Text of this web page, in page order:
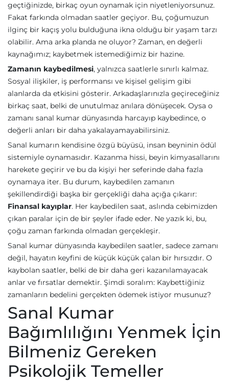
geçtiğinizde, birkaç oyun oynamak için niyetleniyorsunuz.
Fakat farkında olmadan saatler geçiyor. Bu, çoğumuzun
ilginç bir kaçış yolu bulduğuna ikna olduğu bir yaşam tarzı
olabilir. Ama arka planda ne oluyor? Zaman, en değerli
kaynağımız; kaybetmek istemediğimiz bir hazine.
Zamanın kaybedilmesi, yalnızca saatlerle sınırlı kalmaz.
Sosyal ilişkiler, iş performansı ve kişisel gelişim gibi
alanlarda da etkisini gösterir. Arkadaşlarınızla geçireceğiniz
birkaç saat, belki de unutulmaz anılara dönüşecek. Oysa o
zamanı sanal kumar dünyasında harcayıp kaybedince, o
değerli anları bir daha yakalayamayabilirsiniz.
Sanal kumarın kendisine özgü büyüsü, insan beyninin ödül
sistemiyle oynamasıdır. Kazanma hissi, beyin kimyasallarını
harekete geçirir ve bu da kişiyi her seferinde daha fazla
oynamaya iter. Bu durum, kaybedilen zamanın
şekillendirdiği başka bir gerçekliği daha açığa çıkarır:
Finansal kayıplar. Her kaybedilen saat, aslında cebimizden
çıkan paralar için de bir şeyler ifade eder. Ne yazık ki, bu,
çoğu zaman farkında olmadan gerçekleşir.
Sanal kumar dünyasında kaybedilen saatler, sadece zamanı
değil, hayatın keyfini de küçük küçük çalan bir hırsızdır. O
kaybolan saatler, belki de bir daha geri kazanılamayacak
anlar ve fırsatlar demektir. Şimdi soralım: Kaybettiğiniz
zamanların bedelini gerçekten ödemek istiyor musunuz?
Sanal Kumar
Bağımlılığını Yenmek İçin
Bilmeniz Gereken
Psikolojik Temeller